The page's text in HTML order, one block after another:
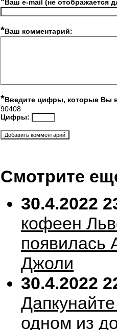
Ваш e-mail (не отображается
*Ваш комментарий:
*Введите цифры, которые Вы
90408
Цифры:
Смотрите
30.4.2022
кофеен
появилась
Джоли
30.4.2022
одном из